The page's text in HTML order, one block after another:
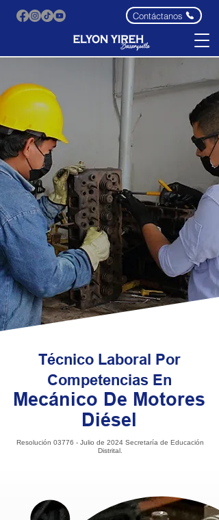
Contáctanos
Técnico Laboral Por
Competencias En
Mecánico De Motores
Diésel
Resolución 03776 - Julio de 2024 Secretaría de Educación
Distrital.